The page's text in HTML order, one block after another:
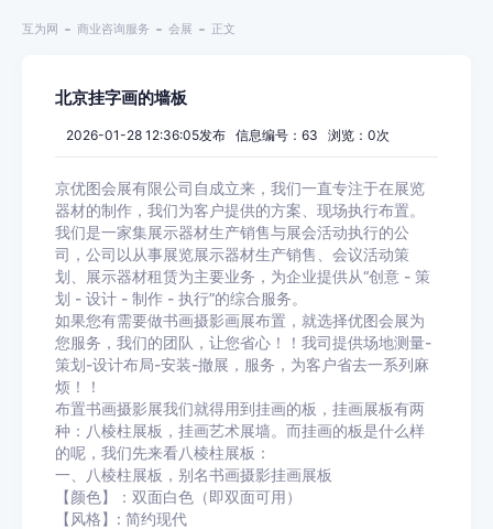
互为网 商业咨询服务 会展 正文
北京挂字画的墙板
2026-01-28 12:36:05发布 信息编号：63 浏览： 0次
京优图会展有限公司自成立来，我们一直专注于在展览
器材的制作，我们为客户提供的方案、现场执行布置。
我们是一家集展示器材生产销售与展会活动执行的公
司，公司以从事展览展示器材生产销售、会议活动策
划、展示器材租赁为主要业务，为企业提供从“创意 - 策
划 - 设计 - 制作 - 执行”的综合服务。
如果您有需要做书画摄影画展布置，就选择优图会展为
您服务，我们的团队，让您省心！！我司提供场地测量-
策划-设计布局-安装-撤展，服务，为客户省去一系列麻
烦！！
布置书画摄影展我们就得用到挂画的板，挂画展板有两
种：八棱柱展板，挂画艺术展墙。而挂画的板是什么样
的呢，我们先来看八棱柱展板：
一、八棱柱展板，别名书画摄影挂画展板
【颜色】：双面白色（即双面可用）
【风格】: 简约现代